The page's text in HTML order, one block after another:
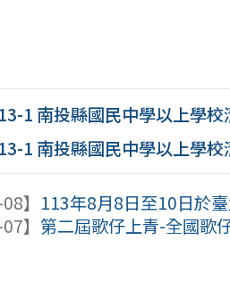
1 南投縣國民中學以上學
1 南投縣國民中學以上學
】 113年8月8日至10日於
】 第二屆歌仔上青-全國歌